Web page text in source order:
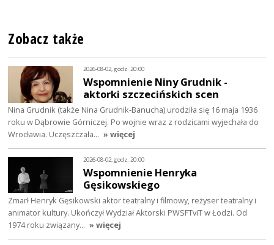
Zobacz także
2026-08-02, godz. 20:00
Wspomnienie Niny Grudnik -
aktorki szczecińskich scen
Nina Grudnik (także Nina Grudnik-Banucha) urodziła się 16 maja 1936
roku w Dąbrowie Górniczej. Po wojnie wraz z rodzicami wyjechała do
Wrocławia. Uczęszczała… » więcej
2026-08-02, godz. 20:00
Wspomnienie Henryka
Gęsikowskiego
Zmarł Henryk Gęsikowski aktor teatralny i filmowy, reżyser teatralny i
animator kultury. Ukończył Wydział Aktorski PWSFTviT w Łodzi. Od
1974 roku związany… » więcej